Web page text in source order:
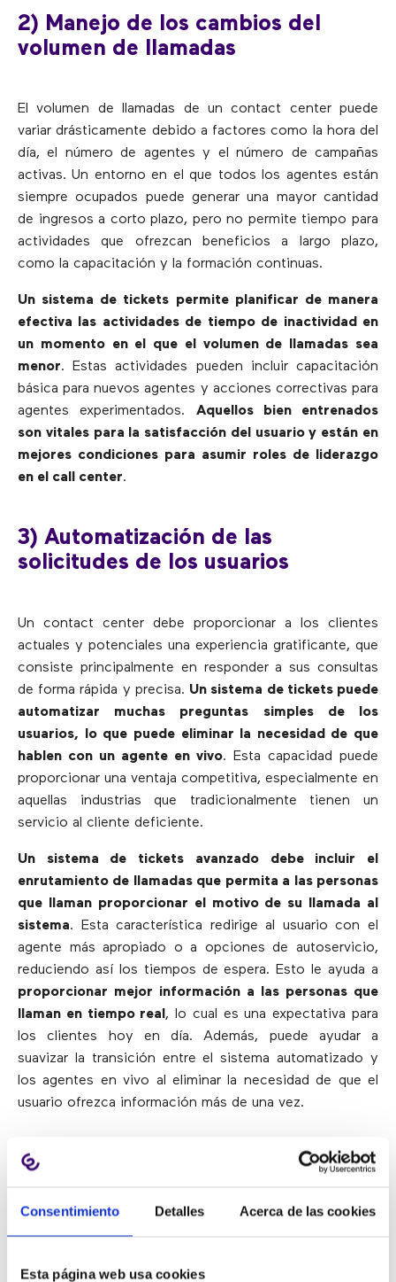
Consentimiento Detalles Acerca de las cookies
Esta página web usa cookies
2) Manejo de los cambios del
volumen de llamadas
El volumen de llamadas de un contact center puede
variar drásticamente debido a factores como la hora del
día, el número de agentes y el número de campañas
activas. Un entorno en el que todos los agentes están
siempre ocupados puede generar una mayor cantidad
de ingresos a corto plazo, pero no permite tiempo para
actividades que ofrezcan beneficios a largo plazo,
como la capacitación y la formación continuas.
Un sistema de tickets permite planificar de manera
efectiva las actividades de tiempo de inactividad en
un momento en el que el volumen de llamadas sea
menor. Estas actividades pueden incluir capacitación
básica para nuevos agentes y acciones correctivas para
agentes experimentados. Aquellos bien entrenados
son vitales para la satisfacción del usuario y están en
mejores condiciones para asumir roles de liderazgo
en el call center.
3) Automatización de las
solicitudes de los usuarios
Un contact center debe proporcionar a los clientes
actuales y potenciales una experiencia gratificante, que
consiste principalmente en responder a sus consultas
de forma rápida y precisa. Un sistema de tickets puede
automatizar muchas preguntas simples de los
usuarios, lo que puede eliminar la necesidad de que
hablen con un agente en vivo. Esta capacidad puede
proporcionar una ventaja competitiva, especialmente en
aquellas industrias que tradicionalmente tienen un
servicio al cliente deficiente.
Un sistema de tickets avanzado debe incluir el
enrutamiento de llamadas que permita a las personas
que llaman proporcionar el motivo de su llamada al
sistema. Esta característica redirige al usuario con el
agente más apropiado o a opciones de autoservicio,
reduciendo así los tiempos de espera. Esto le ayuda a
proporcionar mejor información a las personas que
llaman en tiempo real , lo cual es una expectativa para
los clientes hoy en día. Además, puede ayudar a
suavizar la transición entre el sistema automatizado y
los agentes en vivo al eliminar la necesidad de que el
usuario ofrezca información más de una vez.
4) Disposición de un soporte
través de una variedad de canales que incluyen correo